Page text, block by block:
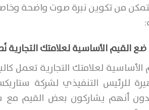
من تكوين نبرة صوت واضحة
ضع القيم الأساسية لعلامتك التجارية
الأساسية لعلامتك التجارية تعمل
للرئيس التنفيذي لشركة
أنهم يشاركون بعض القيم مع